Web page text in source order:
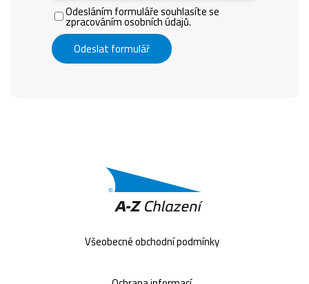
Odesláním formuláře souhlasíte se
zpracováním osobních údajů.
Odeslat formulář
Všeobecné obchodní podmínky